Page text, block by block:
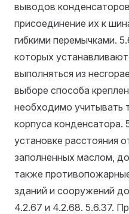
выводов
присоединение их к
гибкими перемычками.
которых
выполняться из
выборе способа
необходимо учитывать
корпуса конденсатора.
установке расстояния
заполненных маслом,
также
зданий и сооружений
4.2.67 и 4.2.68. 5.6.37.